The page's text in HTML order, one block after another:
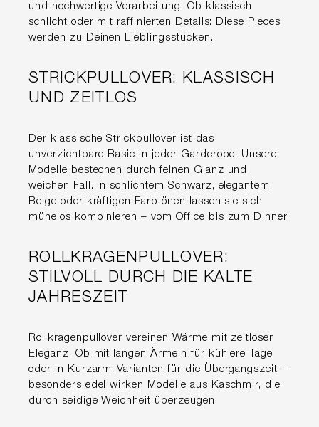
und hochwertige Verarbeitung. Ob klassisch
schlicht oder mit raffinierten Details: Diese Pieces
werden zu Deinen Lieblingsstücken.
STRICKPULLOVER: KLASSISCH
UND ZEITLOS
Der klassische Strickpullover ist das
unverzichtbare Basic in jeder Garderobe. Unsere
Modelle bestechen durch feinen Glanz und
weichen Fall. In schlichtem Schwarz, elegantem
Beige oder kräftigen Farbtönen lassen sie sich
mühelos kombinieren – vom Office bis zum Dinner.
ROLLKRAGENPULLOVER:
STILVOLL DURCH DIE KALTE
JAHRESZEIT
Rollkragenpullover vereinen Wärme mit zeitloser
Eleganz. Ob mit langen Ärmeln für kühlere Tage
oder in Kurzarm-Varianten für die Übergangszeit –
besonders edel wirken Modelle aus Kaschmir, die
durch seidige Weichheit überzeugen.